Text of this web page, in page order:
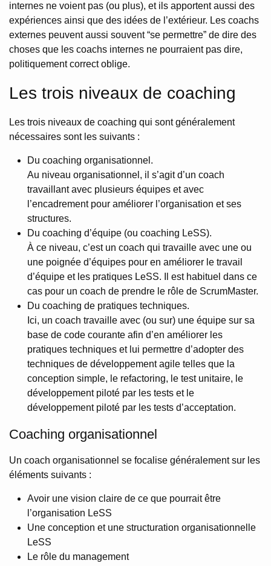
internes ne voient pas (ou plus), et ils apportent aussi des
expériences ainsi que des idées de l’extérieur. Les coachs
externes peuvent aussi souvent “se permettre” de dire des
choses que les coachs internes ne pourraient pas dire,
politiquement correct oblige.
Les trois niveaux de coaching
Les trois niveaux de coaching qui sont généralement
nécessaires sont les suivants :
Du coaching organisationnel.
Au niveau organisationnel, il s’agit d’un coach
travaillant avec plusieurs équipes et avec
l’encadrement pour améliorer l’organisation et ses
structures.
Du coaching d’équipe (ou coaching LeSS).
À ce niveau, c’est un coach qui travaille avec une ou
une poignée d’équipes pour en améliorer le travail
d’équipe et les pratiques LeSS. Il est habituel dans ce
cas pour un coach de prendre le rôle de ScrumMaster.
Du coaching de pratiques techniques.
Ici, un coach travaille avec (ou sur) une équipe sur sa
base de code courante afin d’en améliorer les
pratiques techniques et lui permettre d’adopter des
techniques de développement agile telles que la
conception simple, le refactoring, le test unitaire, le
développement piloté par les tests et le
développement piloté par les tests d’acceptation.
Coaching organisationnel
Un coach organisationnel se focalise généralement sur les
éléments suivants :
Avoir une vision claire de ce que pourrait être
l’organisation LeSS
Une conception et une structuration organisationnelle
LeSS
Le rôle du management